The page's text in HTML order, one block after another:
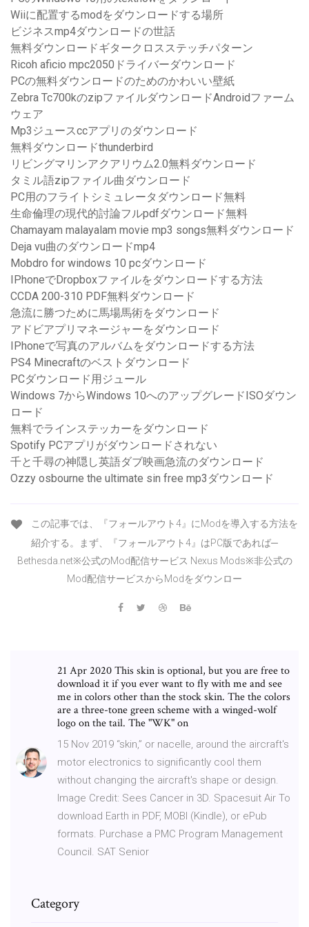
Wiiに配置するmodをダウンロードする場所
ビジネスmp4ダウンロードの世話
無料ダウンロードギタークロスステッチパターン
Ricoh aficio mpc2050ドライバーダウンロード
PCの無料ダウンロードのためのかわいい壁紙
Zebra Tc700kのzipファイルダウンロードAndroidファーム
ウェア
Mp3ジュースccアプリのダウンロード
無料ダウンロードthunderbird
リビングマリンアクアリウム2.0無料ダウンロード
タミル語zipファイル曲ダウンロード
PC用のフライトシミュレータダウンロード無料
生命倫理の現代的討論フルpdfダウンロード無料
Chamayam malayalam movie mp3 songs無料ダウンロード
Deja vu曲のダウンロードmp4
Mobdro for windows 10 pcダウンロード
IPhoneでDropboxファイルをダウンロードする方法
CCDA 200-310 PDF無料ダウンロード
急流に勝つために馬場馬術をダウンロード
アドビアプリマネージャーをダウンロード
IPhoneで写真のアルバムをダウンロードする方法
PS4 Minecraftのベストダウンロード
PCダウンロード用ジュール
Windows 7からWindows 10へのアップグレードISOダウン
ロード
無料でラインステッカーをダウンロード
Spotify PCアプリがダウンロードされない
千と千尋の神隠し英語ダブ映画急流のダウンロード
Ozzy osbourne the ultimate sin free mp3ダウンロード
この記事では、『フォールアウト4』にModを導入する方法を
紹介する。まず、『フォールアウト4』はPC版であれば─
Bethesda.net※公式のMod配信サービス Nexus Mods※非公式の
Mod配信サービスからModをダウンロー
21 Apr 2020 This skin is optional, but you are free to
download it if you ever want to fly with me and see
me in colors other than the stock skin. The the colors
are a three-tone green scheme with a winged-wolf
logo on the tail. The "WK" on
15 Nov 2019 “skin,” or nacelle, around the aircraft's
motor electronics to significantly cool them
without changing the aircraft's shape or design.
Image Credit: Sees Cancer in 3D. Spacesuit Air To
download Earth in PDF, MOBI (Kindle), or ePub
formats. Purchase a PMC Program Management
Council. SAT Senior
Category